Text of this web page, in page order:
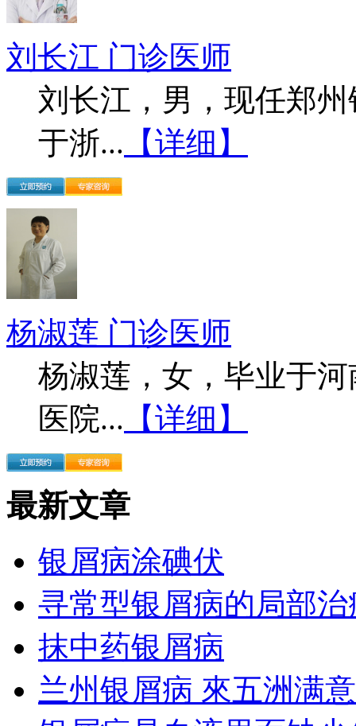
刘长江 门诊医师
刘长江，男，现任郑
于浙... 【详细】
杨淑莲 门诊医师
杨淑莲，女，毕业于
医院... 【详细】
最新文章
银屑病涂碘伏
寻常型银屑病的局部治
抹中药银屑病
兰州银屑病 來五洲满意